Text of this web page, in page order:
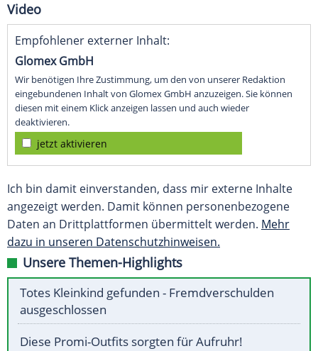
Video
Empfohlener externer Inhalt:
Glomex GmbH
Wir benötigen Ihre Zustimmung, um den von unserer Redaktion
eingebundenen Inhalt von Glomex GmbH anzuzeigen. Sie können
diesen mit einem Klick anzeigen lassen und auch wieder
deaktivieren.
jetzt aktivieren
Ich bin damit einverstanden, dass mir externe Inhalte
angezeigt werden. Damit können personenbezogene
Daten an Drittplattformen übermittelt werden. Mehr
dazu in unseren Datenschutzhinweisen.
Unsere Themen-Highlights
Totes Kleinkind gefunden - Fremdverschulden
ausgeschlossen
Diese Promi-Outfits sorgten für Aufruhr!